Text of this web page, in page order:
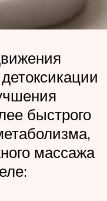
быстрого
массажа